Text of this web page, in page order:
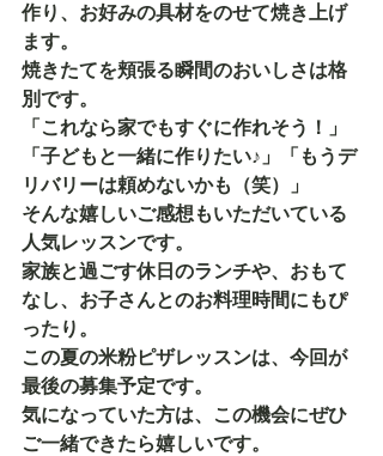
作り、お好みの具材をのせて焼き上げ
ます。
焼きたてを頬張る瞬間のおいしさは格
別です。
「これなら家でもすぐに作れそう！」
「子どもと一緒に作りたい♪」「もうデ
リバリーは頼めないかも（笑）」
そんな嬉しいご感想もいただいている
人気レッスンです。
家族と過ごす休日のランチや、おもて
なし、お子さんとのお料理時間にもぴ
ったり。
この夏の米粉ピザレッスンは、今回が
最後の募集予定です。
気になっていた方は、この機会にぜひ
ご一緒できたら嬉しいです。